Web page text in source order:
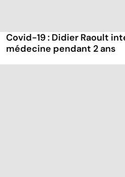
Covid-19 : Didier Raoult
médecine pendant 2 ans